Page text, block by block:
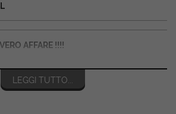
AFFARE !!!!
IN PRONTA CONSEGNA
LEGGI TUTTO...